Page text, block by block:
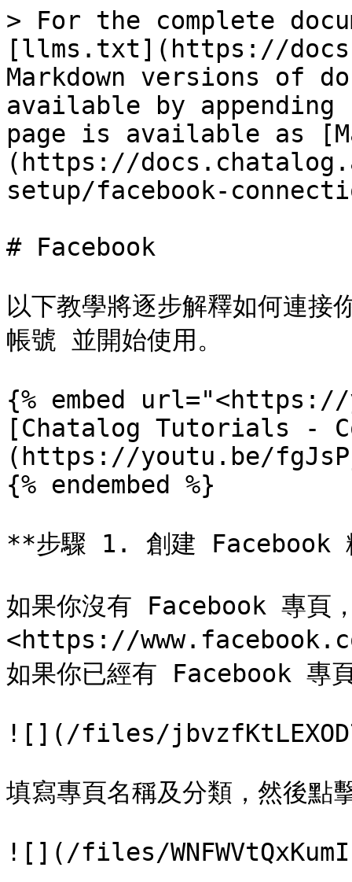
> For the complete
[llms.txt](https://
Markdown versions of
available by
page is available as
(https://
setup/facebook-
# Facebook
以下教學將逐步解釋如何連
帳號 並開始使用。
{% embed
[Chatalog Tutorials -
(https://youtu.be/
{% endembed %}
**步驟 1. 創建 Facebook
如果你沒有 Facebook 專頁
<https://
如果你已經有 Facebook 專
![](/files/
填寫專頁名稱及分類，然後
![](/files/